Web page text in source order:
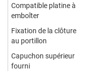
Compatible platine à
emboîter
Fixation de la clôture
au portillon
Capuchon supérieur
fourni